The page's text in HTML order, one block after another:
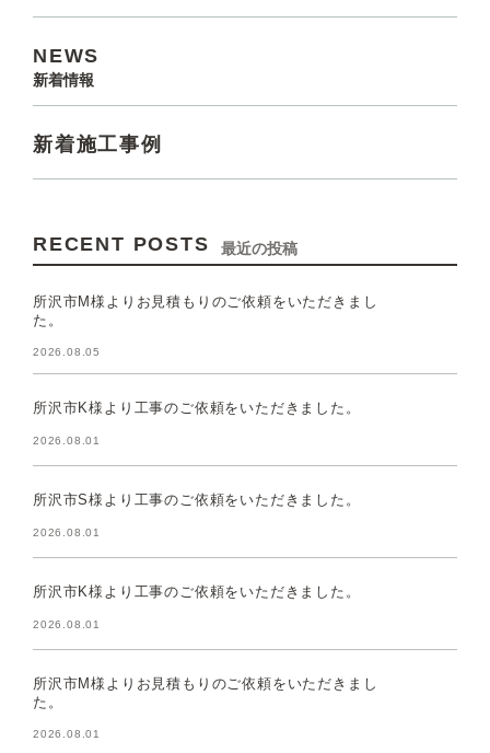
NEWS
新着情報
新着施工事例
RECENT POSTS 最近の投稿
所沢市M様よりお見積もりのご依頼をいただきまし
た。
2026.08.05
所沢市K様より工事のご依頼をいただきました。
2026.08.01
所沢市S様より工事のご依頼をいただきました。
2026.08.01
所沢市K様より工事のご依頼をいただきました。
2026.08.01
所沢市M様よりお見積もりのご依頼をいただきまし
た。
2026.08.01